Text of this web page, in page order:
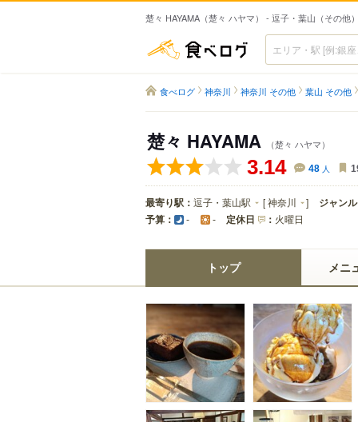
楚々 HAYAMA（楚々 ハヤマ） - 逗子・葉山（その他
食べログ
食べログ 神奈川 神奈川 その他 葉山 その他
楚々 HAYAMA （楚々 ハヤマ）
3.14 48 人
最寄り駅： 逗子・葉山駅 [神奈川 ]
ジャン
予算：
- - 定休日 ： 火曜日
トップ メニ